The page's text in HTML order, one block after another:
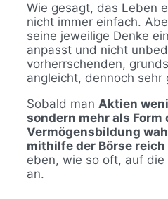
Wie gesagt, das Leben
nicht immer einfach.
seine jeweilige Denke
anpasst und nicht
vorherrschenden,
angleicht, dennoch sehr
Sobald man Aktien
sondern mehr als
Vermögensbildung
mithilfe der Börse reich
eben, wie so oft, auf die
an.